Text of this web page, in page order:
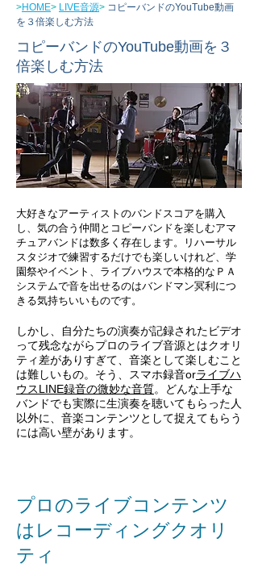
>HOME> LIVE音源> コピーバンドのYouTube動画
を３倍楽しむ方法
コピーバンドのYouTube動画を３
倍楽しむ方法
大好きなアーティストのバンドスコアを購入
し、気の合う仲間とコピーバンドを楽しむアマ
チュアバンドは数多く存在します。リハーサル
スタジオで練習するだけでも楽しいけれど、学
園祭やイベント、ライブハウスで本格的なＰＡ
システムで音を出せるのはバンドマン冥利につ
きる気持ちいいものです。
しかし、自分たちの演奏が記録されたビデオ
って残念ながらプロのライブ音源とはクオリ
ティ差がありすぎて、音楽として楽しむこと
は難しいもの。そう、スマホ録音orライブハ
ウスLINE録音の微妙な音質。どんな上手な
バンドでも実際に生演奏を聴いてもらった人
以外に、音楽コンテンツとして捉えてもらう
には高い壁があります。
プロのライブコンテンツ
はレコーディングクオリ
ティ